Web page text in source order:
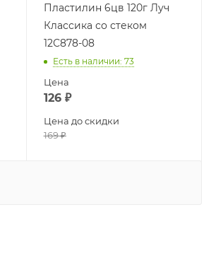
Пластилин 6цв 120г Луч
Классика со стеком
12С878-08
Есть в наличии: 73
Цена
126₽
Цена до скидки
169₽